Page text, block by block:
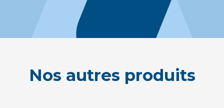
Nos autres produits